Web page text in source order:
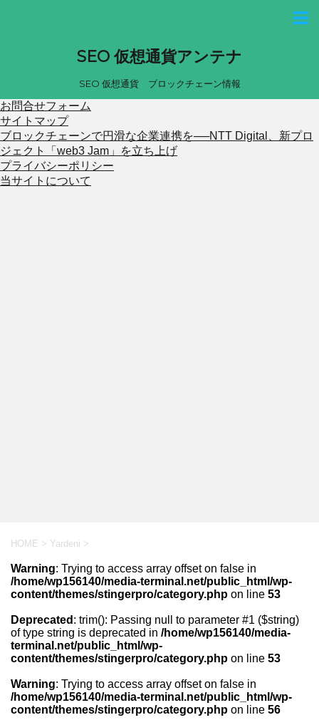
SEO 仮想通貨アンテナ
SEO 仮想通貨 ブロックチェーン情報
お問合せフォーム
サイトマップ
ブロックチェーンで円滑な企業連携を──NTT Digital、新プロ
ジェクト「web3 Jam」を立ち上げ
プライバシーポリシー
当サイトについて
HOME > Yardeni >
Warning: Trying to access array offset on false in
/home/wp156140/media-terminal.net/public_html/wp-
content/themes/stingerpro/category.php on line 53
Deprecated : trim(): Passing null to parameter #1 ($string)
of type string is deprecated in /home/wp156140/media-
terminal.net/public_html/wp-
content/themes/stingerpro/category.php on line 53
Warning: Trying to access array offset on false in
/home/wp156140/media-terminal.net/public_html/wp-
content/themes/stingerpro/category.php on line 56